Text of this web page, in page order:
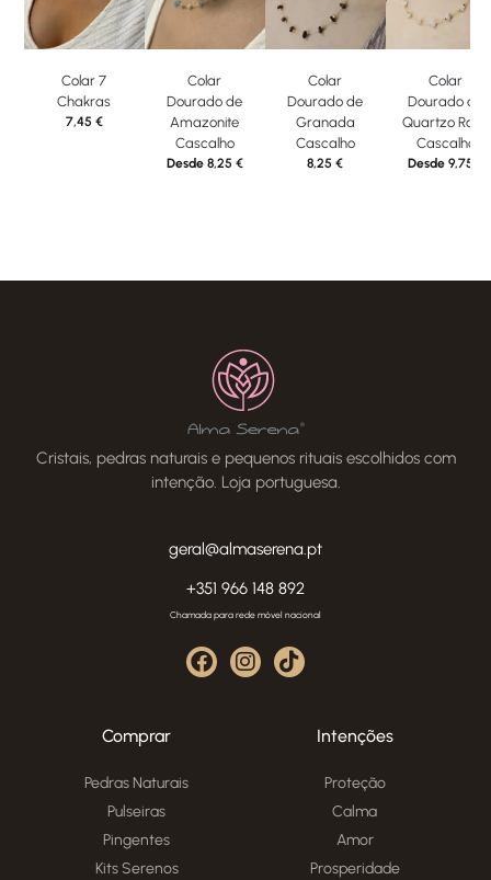
Colar 7
Chakras
7,45 €
Colar
Dourado de
Amazonite
Cascalho
Desde 8,25 €
Colar
Dourado de
Granada
Cascalho
8,25€
Colar
Dourado de
Quartzo Rosa
Cascalho
Desde 9,75
Cristais, pedras naturais e pequenos rituais escolhidos com
intenção. Loja portuguesa.
geral@almaserena.pt
+351 966 148 892
Chamada para rede móvel nacional
Comprar
Pedras Naturais
Pulseiras
Pingentes
Kits Serenos
Intenções
Proteção
Calma
Amor
Prosperidade